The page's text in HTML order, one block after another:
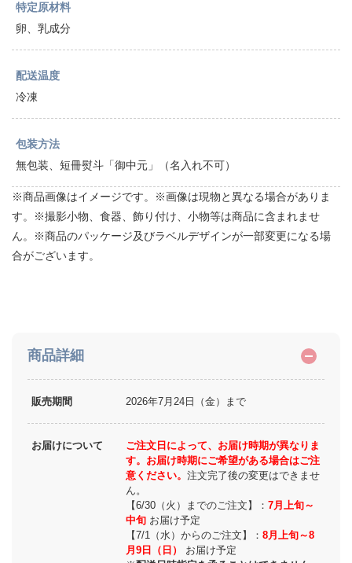
商品詳細
販売期間 2026年7月24日（金）まで
お届けについて
ご注文日によって、お届け時期が異なりま
す。お届け時期にご希望がある場合はご注
意ください。 注文完了後の変更はできませ
ん。
【6/30（火）までのご注文】： 7月上旬～
中旬 お届け予定
【7/1（水）からのご注文】： 8月上旬～8
月9日（日）
お届け予定
特定原材料
卵、乳成分
配送温度
冷凍
包装方法
無包装、短冊熨斗「御中元」（名入れ不可）
※商品画像はイメージです。※画像は現物と異なる場合がありま
す。※撮影小物、食器、飾り付け、小物等は商品に含まれませ
ん。※商品のパッケージ及びラベルデザインが一部変更になる場
合がございます。